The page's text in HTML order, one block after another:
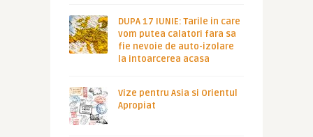
DUPA 17 IUNIE: Tarile in care
vom putea calatori fara sa
fie nevoie de auto-izolare
la intoarcerea acasa
Vize pentru Asia si Orientul
Apropiat